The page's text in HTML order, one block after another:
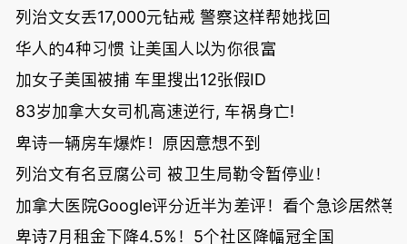
列治文女丢17,000元钻戒 警察这样帮她找回
华人的4种习惯 让美国人以为你很富
加女子美国被捕 车里搜出12张假ID
83岁加拿大女司机高速逆行, 车祸身亡!
卑诗一辆房车爆炸！原因意想不到
列治文有名豆腐公司 被卫生局勒令暂停业！
加拿大医院Google评分近半为差评！看个急诊居然等
卑诗7月租金下降4.5%！5个社区降幅冠全国